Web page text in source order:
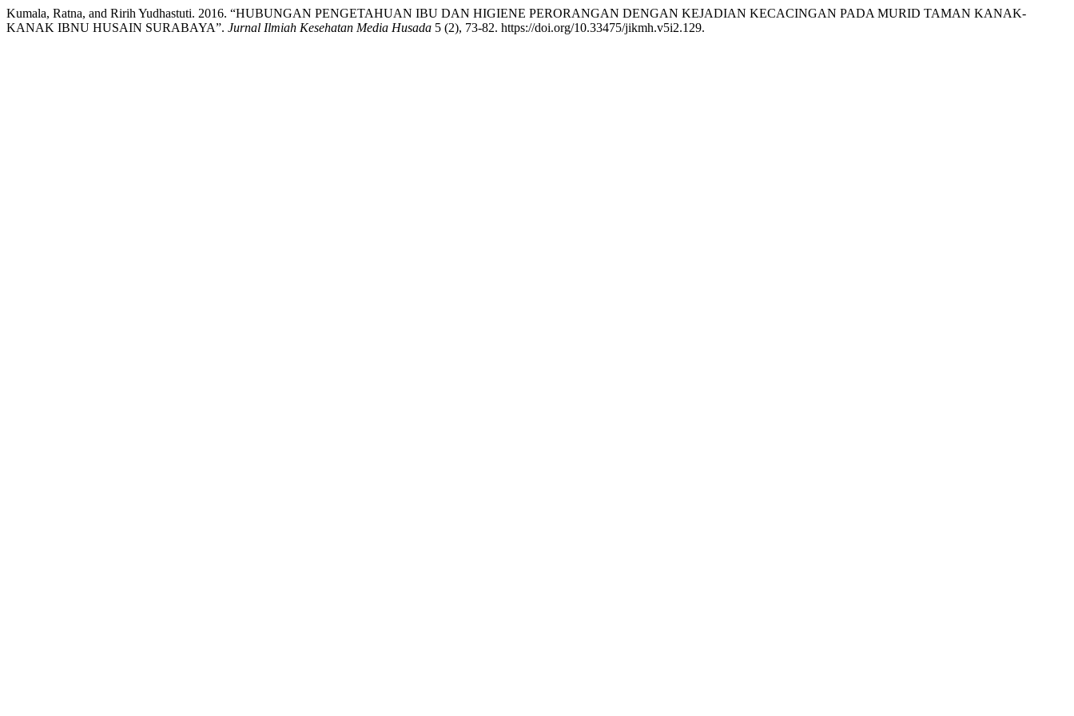
Kumala, Ratna, and Ririh Yudhastuti. 2016. “HUBUNGAN PENGETAHUAN IBU DAN HIGIENE PERORANGAN DENGAN KEJADIAN KECACINGAN PADA MURID TAMAN KANAK-
KANAK IBNU HUSAIN SURABAYA”. Jurnal Ilmiah Kesehatan Media Husada 5 (2), 73-82. https://doi.org/10.33475/jikmh.v5i2.129.